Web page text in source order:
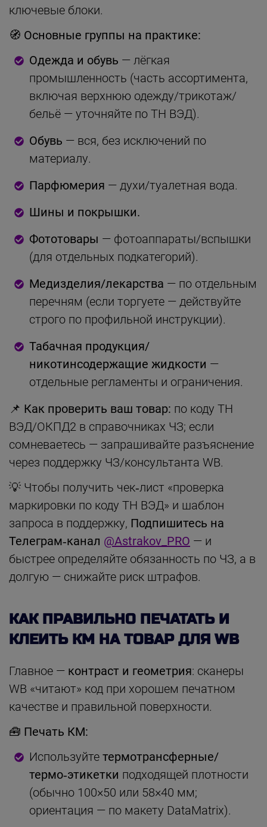
ключевые блоки.
🧭 Основные группы на практике:
Одежда и обувь — лёгкая
промышленность (часть ассортимента,
включая верхнюю одежду/трикотаж/
бельё — уточняйте по ТН ВЭД).
Обувь — вся, без исключений по
материалу.
Парфюмерия — духи/туалетная вода.
Шины и покрышки.
Фототовары — фотоаппараты/вспышки
(для отдельных подкатегорий).
Медизделия/лекарства — по отдельным
перечням (если торгуете — действуйте
строго по профильной инструкции).
Табачная продукция/
никотинсодержащие жидкости —
отдельные регламенты и ограничения.
📌 Как проверить ваш товар: по коду ТН
ВЭД/ОКПД2 в справочниках ЧЗ; если
сомневаетесь — запрашивайте разъяснение
через поддержку ЧЗ/консультанта WB.
💡 Чтобы получить чек‑лист «проверка
маркировки по коду ТН ВЭД» и шаблон
запроса в поддержку, Подпишитесь на
Телеграм‑канал @Astrakov_PRO — и
быстрее определяйте обязанность по ЧЗ, а в
долгую — снижайте риск штрафов.
КАК ПРАВИЛЬНО ПЕЧАТАТЬ И
КЛЕИТЬ КМ НА ТОВАР ДЛЯ WB
Главное — контраст и геометрия: сканеры
WB «читают» код при хорошем печатном
качестве и правильной поверхности.
🧰 Печать КМ:
Используйте термотрансферные/
термо‑этикетки подходящей плотности
(обычно 100×50 или 58×40 мм;
ориентация — по макету DataMatrix).